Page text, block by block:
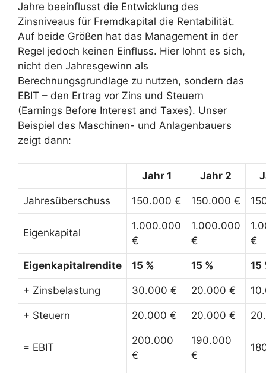
Jahre beeinflusst die Entwicklung des
Zinsniveaus für Fremdkapital die Rentabilität.
Auf beide Größen hat das Management in der
Regel jedoch keinen Einfluss. Hier lohnt es sich,
nicht den Jahresgewinn als
Berechnungsgrundlage zu nutzen, sondern das
EBIT – den Ertrag vor Zins und Steuern
(Earnings Before Interest and Taxes). Unser
Beispiel des Maschinen- und Anlagenbauers
zeigt dann:
Jahr 1 Jahr 2
Jahresüberschuss 150.000 € 150.000 €
Eigenkapital
1.000.000
€
1.000.000
€
€
Eigenkapitalrendite 15 % 15 % 15
+ Zinsbelastung 30.000 € 20.000 €
+ Steuern 20.000 € 20.000 €
= EBIT
200.000
€
190.000
€